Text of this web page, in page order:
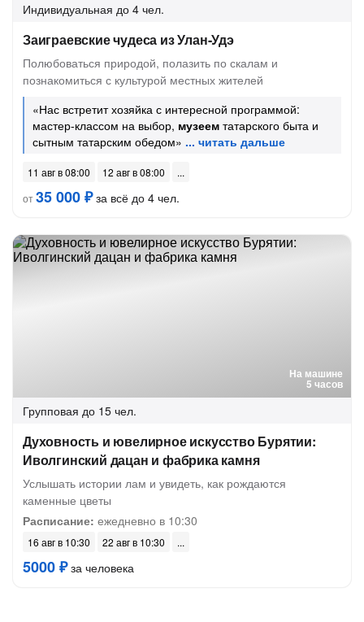
Индивидуальная до 4 чел.
Заиграевские чудеса из Улан-Удэ
Полюбоваться природой, полазить по скалам и
познакомиться с культурой местных жителей
«Нас встретит хозяйка с интересной программой:
мастер-классом на выбор, музеем татарского быта и
сытным татарским обедом»
11 авг в 08:00
12 авг в 08:00
от35 000 ₽за всё до 4 чел.
На машине
5 часов
Групповая до 15 чел.
Духовность и ювелирное искусство Бурятии:
Иволгинский дацан и фабрика камня
Услышать истории лам и увидеть, как рождаются
каменные цветы
Расписание: ежедневно в 10:30
16 авг в 10:30 22 авг в 10:30
5000 ₽за человека